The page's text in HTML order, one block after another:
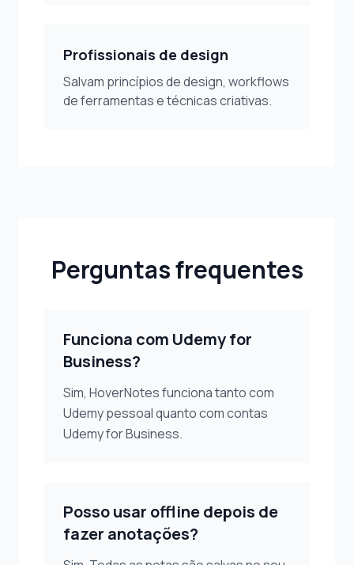
Profissionais de design
Salvam princípios de design, workflows
de ferramentas e técnicas criativas.
Perguntas frequentes
Funciona com Udemy for
Business?
Sim, HoverNotes funciona tanto com
Udemy pessoal quanto com contas
Udemy for Business.
Posso usar offline depois de
fazer anotações?